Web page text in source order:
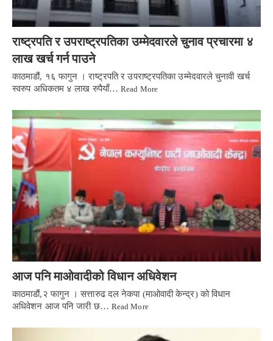
राष्ट्रपति र उपराष्ट्रपतिका उम्मेदवारले चुनाव प्रचारमा ४
लाख खर्च गर्न पाउने
काठमाडौं, १६ फागुन । राष्ट्रपति र उपराष्ट्रपतिका उम्मेदवारले चुनावी खर्च
स्वरुप अधिकतम ४ लाख रुपैयाँ…Read More
आज पनि माओवादीको विधान अधिवेशन
काठमाडौं,२ फागुन । सत्तारुढ दल नेकपा (माओवादी केन्द्र) को विधान
अधिवेशन आज पनि जारी छ… Read More